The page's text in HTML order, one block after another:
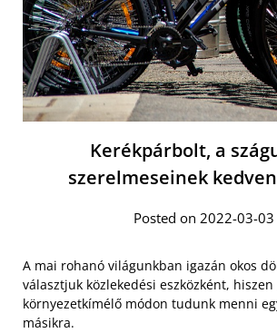
Kerékpárbolt, a
szerelmeseinek
Posted on 2022-03-03
A mai rohanó világunkban igazán okos
választjuk közlekedési eszközként, hiszen
környezetkímélő módon tudunk menni
másikra.